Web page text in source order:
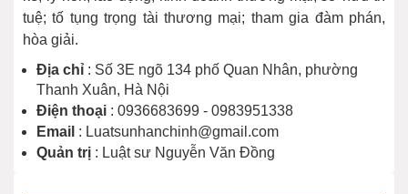
tuệ; tố tụng trọng tài thương mại; tham gia đàm phán,
hòa giải.
Địa chỉ : Số 3E ngõ 134 phố Quan Nhân, phường
Thanh Xuân, Hà Nội
Điện thoại : 0936683699 - 0983951338
Email : Luatsunhanchinh@gmail.com
Quản trị : Luật sư Nguyễn Văn Đồng